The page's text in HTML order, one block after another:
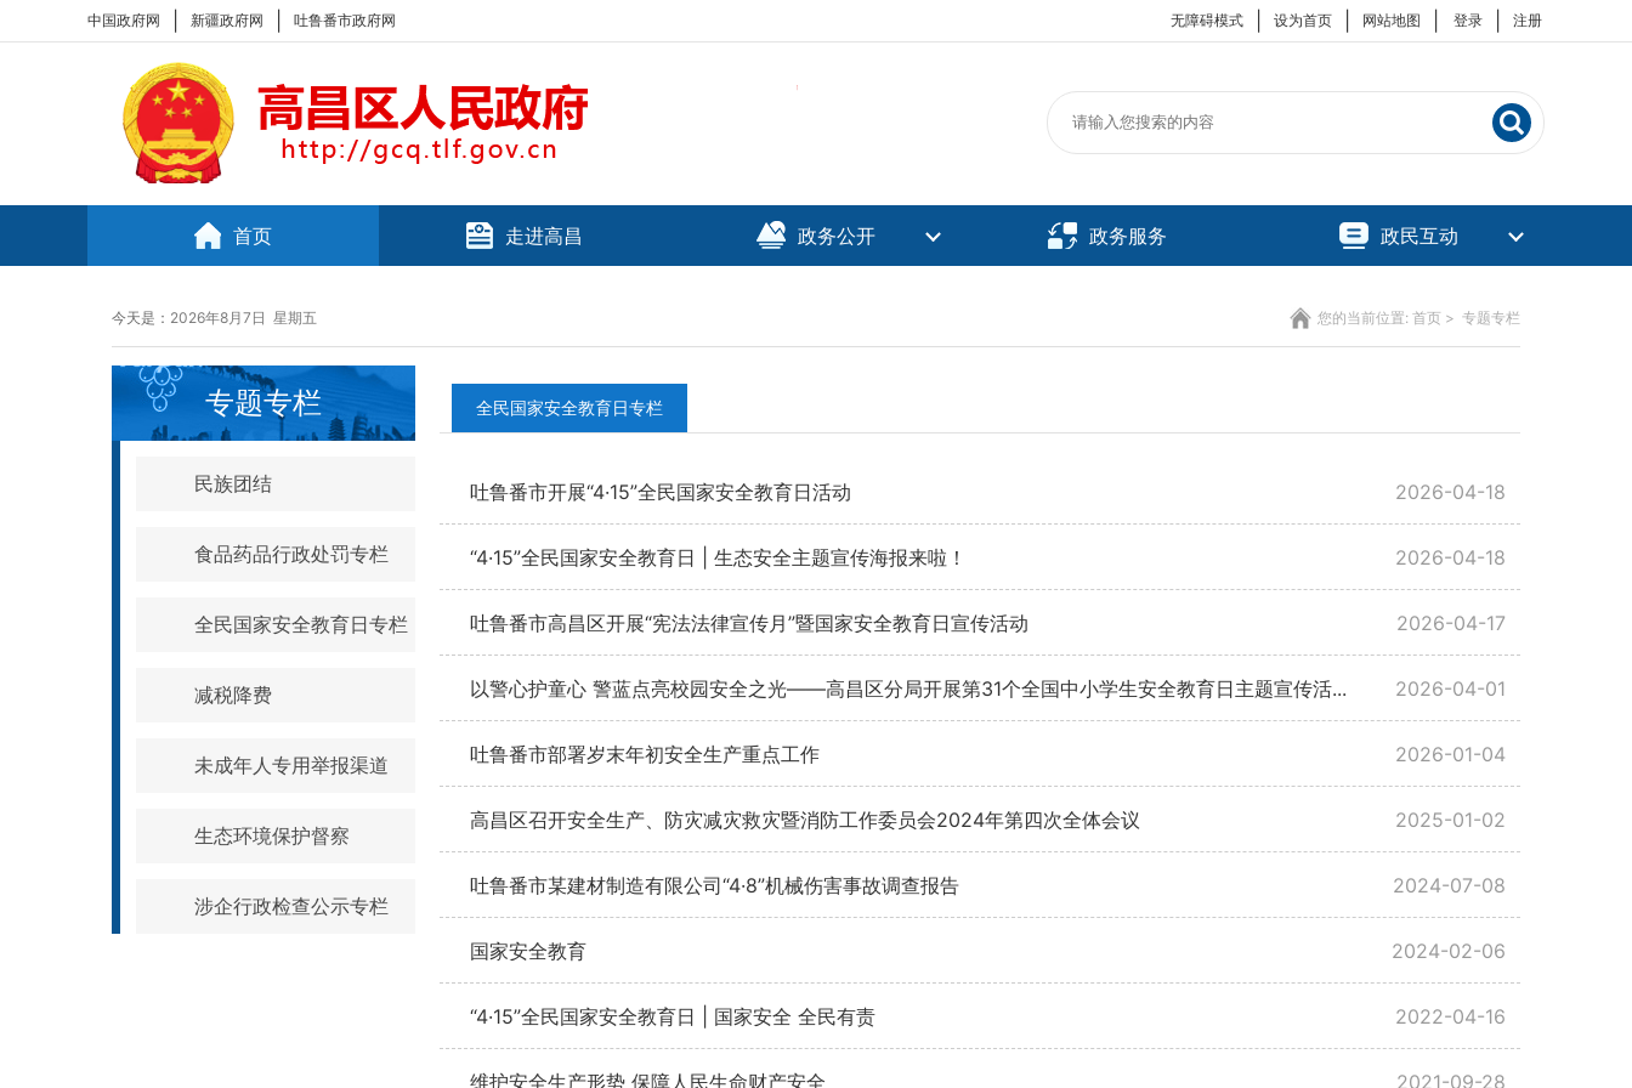
中国政府网 新疆政府网 吐鲁番市政府网 无障碍模式 设为首页 网站地图 登录 注册
首页 走进高昌 政务公开 政务服务 政民互动
今天是： 2026年8月7日 星期五 您的当前位置: 首页 > 专题专栏
专题专栏
民族团结
食品药品行政处罚专栏
全民国家安全教育日专栏
减税降费
未成年人专用举报渠道
生态环境保护督察
涉企行政检查公示专栏
全民国家安全教育日专栏
2026-04-18
吐鲁番市开展“4·15”全民国家安全教育日活动
2026-04-18
“4·15”全民国家安全教育日 | 生态安全主题宣传海报来啦！
2026-04-17
吐鲁番市高昌区开展“宪法法律宣传月”暨国家安全教育日宣传活动
2026-04-01
以警心护童心 警蓝点亮校园安全之光——高昌区分局开展第31个全国中小学生安全教育日主题宣传活...
2026-01-04
吐鲁番市部署岁末年初安全生产重点工作
2025-01-02
高昌区召开安全生产、防灾减灾救灾暨消防工作委员会2024年第四次全体会议
2024-07-08
吐鲁番市某建材制造有限公司“4·8”机械伤害事故调查报告
2024-02-06
国家安全教育
2022-04-16
“4·15”全民国家安全教育日 | 国家安全 全民有责
2021-09-28
维护安全生产形势 保障人民生命财产安全